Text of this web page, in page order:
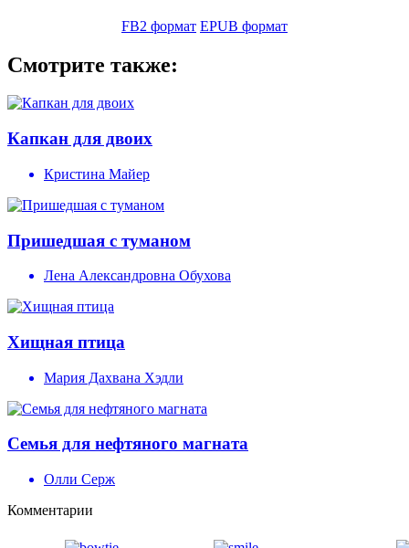
FB2 формат EPUB формат
Смотрите также:
Капкан для двоих
Кристина Майер
Пришедшая с туманом
Лена Александровна Обухова
Хищная птица
Мария Дахвана Хэдли
Семья для нефтяного магната
Олли Серж
Комментарии